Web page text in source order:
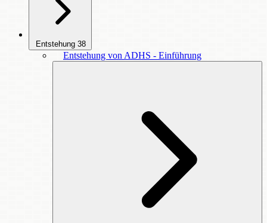
Entstehung 38
Entstehung von ADHS - Einführung